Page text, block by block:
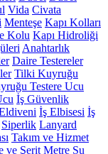
Vida Civata
Menteşe Kapı Kolları
Kolu Kapı Hidroliği
Anahtarlık
Daire Testereler
Tilki Kuyruğu
Testere Ucu
İş Güvenlik
İş Elbisesi İş
Siperlik Lanyard
Takım ve Hizmet
ve Şerit Metre Su